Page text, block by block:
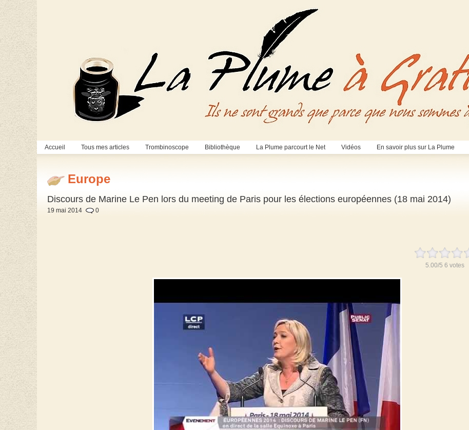
Accueil Tous mes articles Trombinoscope Bibliothèque La Plume parcourt le Net Vidéos En savoir plus sur La Plume
Europe
Discours de Marine Le Pen lors du meeting de Paris pour les élections européennes (18 mai 2014)
19 mai 2014 0
5.00/5 6 votes